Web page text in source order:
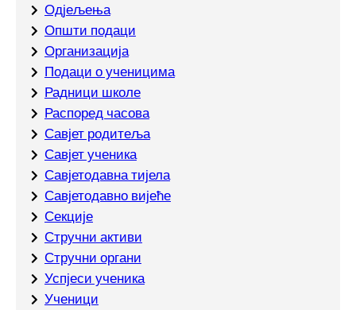
Одјељења
Општи подаци
Организација
Подаци о ученицима
Радници школе
Распоред часова
Савјет родитеља
Савјет ученика
Савјетодавна тијела
Савјетодавно вијеће
Секције
Стручни активи
Стручни органи
Успјеси ученика
Ученици